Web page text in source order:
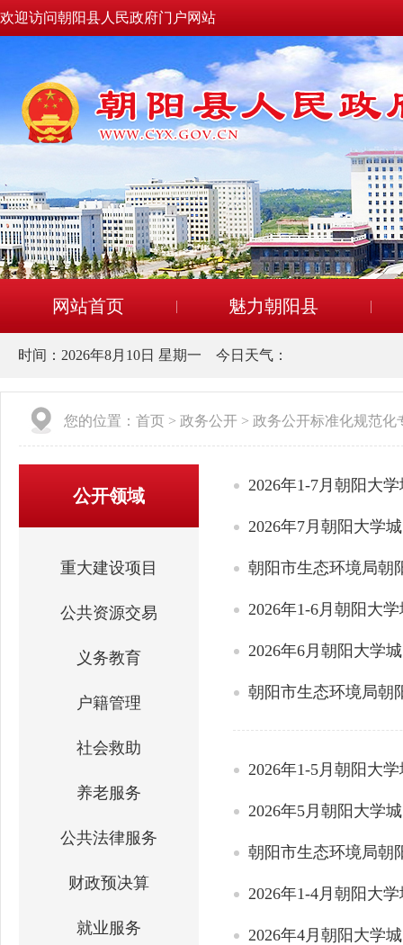
欢迎访问朝阳县人民政府门户网站
网站首页 魅力朝阳县
时间： 2026年8月10日 星期一 今日天气：
您的位置： 首页 > 政务公开 > 政务公开标准化规范化
公开领域
重大建设项目
公共资源交易
义务教育
户籍管理
社会救助
养老服务
公共法律服务
财政预决算
就业服务
2026年1-7月朝阳大
2026年7月朝阳大学
朝阳市生态环境局朝
2026年1-6月朝阳大
2026年6月朝阳大学
朝阳市生态环境局朝
2026年1-5月朝阳大
2026年5月朝阳大学
朝阳市生态环境局朝
2026年1-4月朝阳大
2026年4月朝阳大学